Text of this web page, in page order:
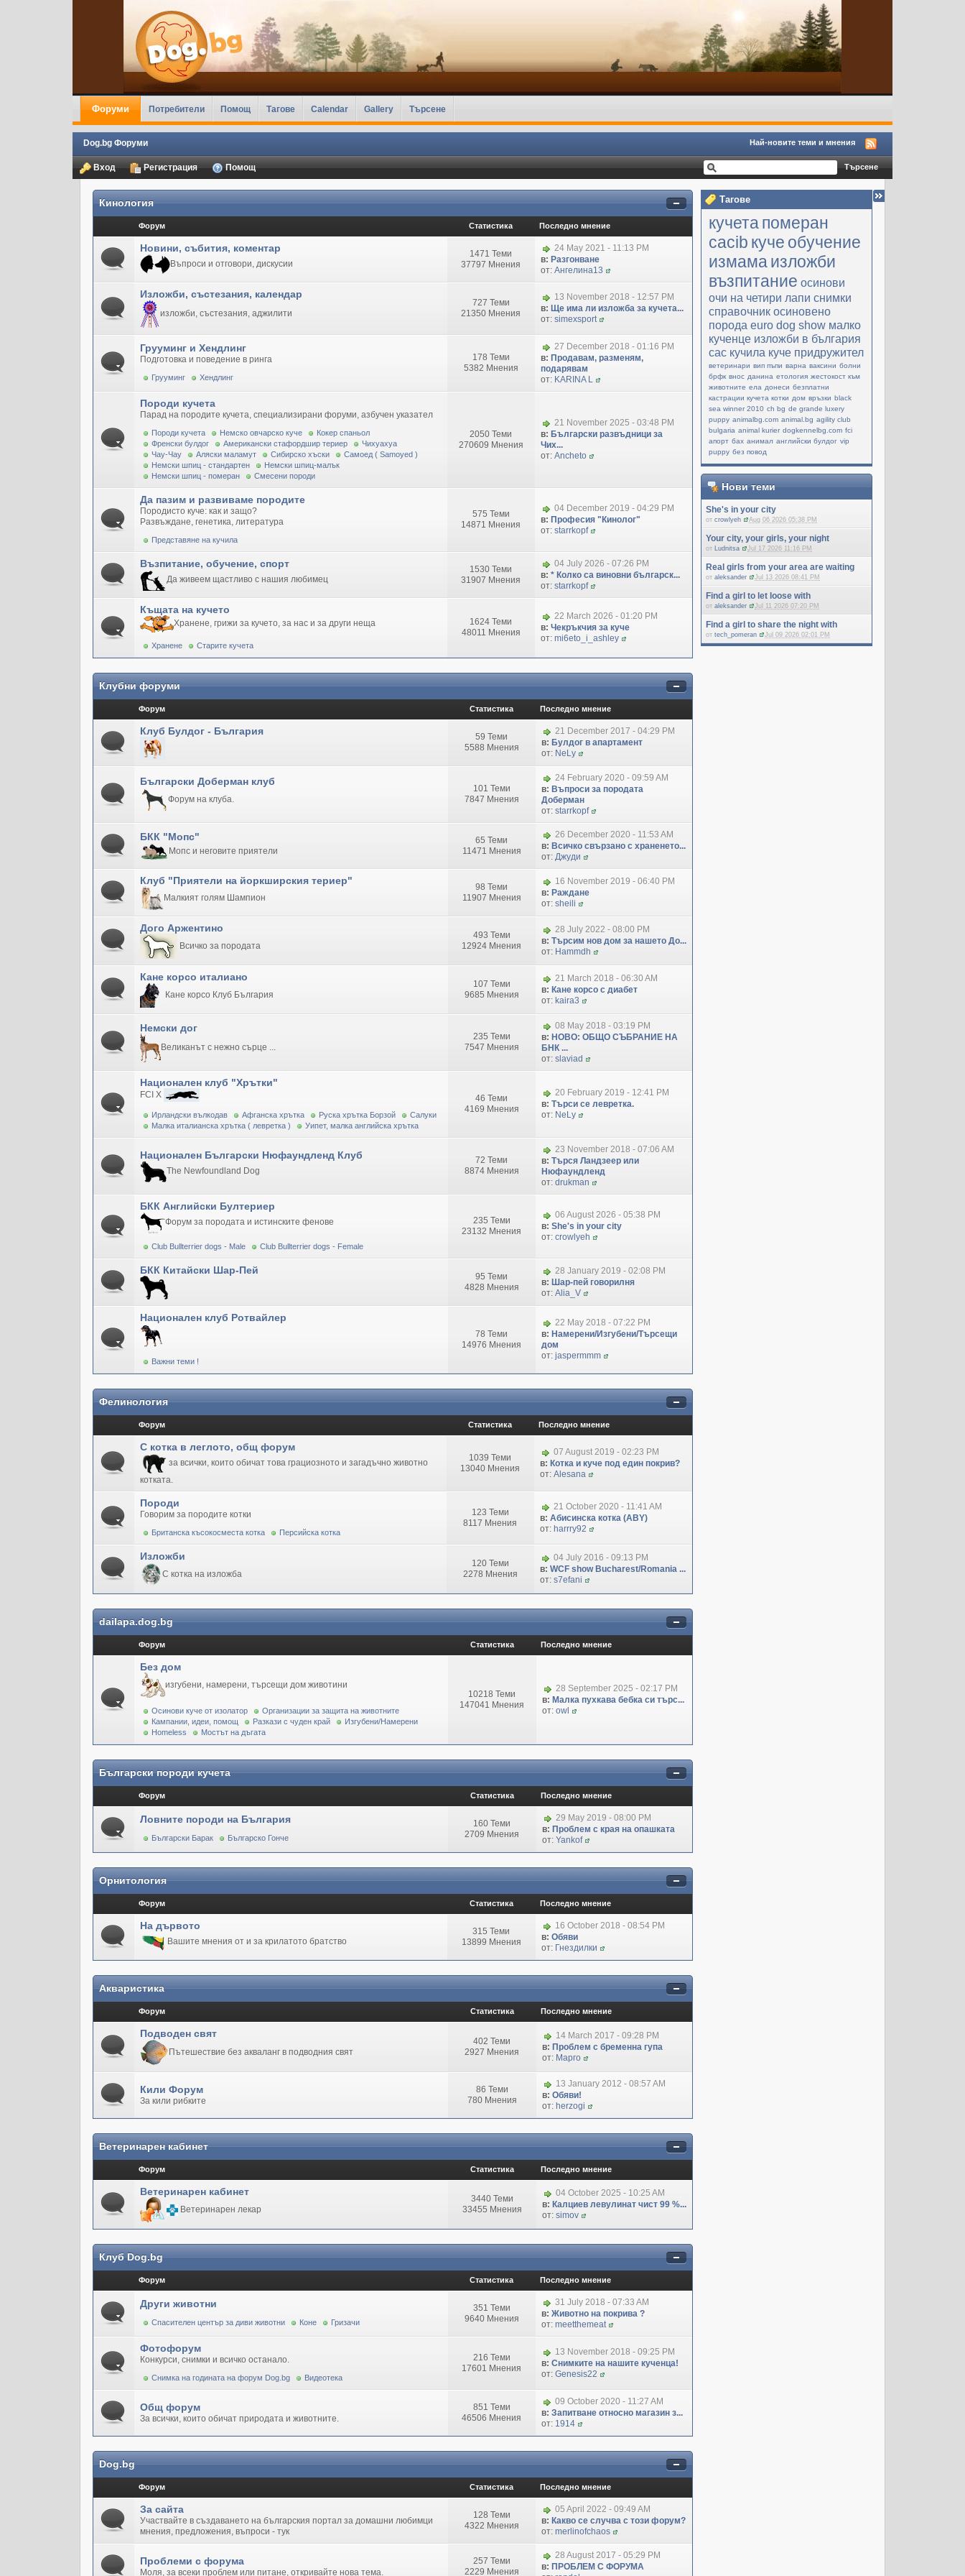
Форуми Потребители Помощ Тагове Calendar Gallery Търсене
Dog.bg Форуми Най-новите теми и мнения
Вход Регистрация Помощ
Тагове
кучетапомеран
cacib куче обучение
измамаизложби
възпитание осинови
очи на четири лапи снимки
справочник осиновено
порода еuro dog show малко
кученце изложби в българия
cac кучила куче придружител
ветеринари вип пъпи варна ваксини болни
брфк внос данина етология жестокост към
животните ела донеси безплатни
кастрации кучета котки дом връзки black
sea winner 2010 ch bg de grande luxery
puppy animalbg.com animal.bg agility club
bulgaria animal kurier dogkennelbg.com fci
апорт бах анимал английски булдог vip
puppy без повод
Нови теми
She's in your city
отcrowlyeh Aug 06 2026 05:38 PM
Your city, your girls, your night
от Ludnitsa Jul 17 2026 11:16 PM
Real girls from your area are waiting
отaleksander Jul 13 2026 08:41 PM
Find a girl to let loose with
отaleksander Jul 11 2026 07:20 PM
Find a girl to share the night with
отtech_pomeran Jul 09 2026 02:01 PM
Кинология
Форум Статистика Последно мнение
Новини, събития, коментар
Въпроси и отговори, дискусии
1471 Теми
37797 Мнения
24 May 2021 - 11:13 PM
в: Разгонване
от: Ангелина13
Изложби, състезания, календар
изложби, състезания, аджилити
727 Теми
21350 Мнения
13 November 2018 - 12:57 PM
в: Ще има ли изложба за кучета...
от: simexsport
Грууминг и Хендлинг
Подготовка и поведение в ринга
Грууминг Хендлинг
178 Теми
5382 Мнения
27 December 2018 - 01:16 PM
в: Продавам, разменям,
подарявам
от: KARINA L
Породи кучета
Парад на породите кучета, специализирани форуми, азбучен указател
Породи кучета Немско овчарско куче
Кокер спаньол
Френски булдог
Американски стафордшир териер
Чихуахуа
Чау-Чау
Аляски маламут Сибирско хъски
Самоед ( Samoyed )
Немски шпиц - стандартен
Немски шпиц-малък
Немски шпиц - померан
Смесени породи
2050 Теми
270609 Мнения
21 November 2025 - 03:48 PM
в: Български развъдници за
Чих...
от: Ancheto
Да пазим и развиваме породите
Породисто куче: как и защо?
Развъждане, генетика, литература
Представяне на кучила
575 Теми
14871 Мнения
04 December 2019 - 04:29 PM
в: Професия "Кинолог"
от: starrkopf
Възпитание, обучение, спорт
Да живеем щастливо с нашия любимец
1530 Теми
31907 Мнения
04 July 2026 - 07:26 PM
в: * Колко са виновни българск...
от: starrkopf
Къщата на кучето
Хранене, грижи за кучето, за нас и за други неща
Хранене Старите кучета
1624 Теми
48011 Мнения
22 March 2026 - 01:20 PM
в: Чекръкчия за куче
от: mi6eto_i_ashley
Клубни форуми
Форум Статистика Последно мнение
Клуб Булдог - България
59 Теми
5588 Мнения
21 December 2017 - 04:29 PM
в: Булдог в апартамент
от: NeLy
Български Доберман клуб
Форум на клуба.
101 Теми
7847 Мнения
24 February 2020 - 09:59 AM
в: Въпроси за породата
Доберман
от: starrkopf
БКК "Мопс"
Мопс и неговите приятели
65 Теми
11471 Мнения
26 December 2020 - 11:53 AM
в: Всичко свързано с храненето...
от: Джуди
Клуб "Приятели на йоркширския териер"
Малкият голям Шампион
98 Теми
11907 Мнения
16 November 2019 - 06:40 PM
в: Раждане
от: sheili
Дого Аржентино
Всичко за породата
493 Теми
12924 Мнения
28 July 2022 - 08:00 PM
в: Търсим нов дом за нашето До...
от: Hammdh
Кане корсо италиано
Кане корсо Клуб България
107 Теми
9685 Мнения
21 March 2018 - 06:30 AM
в: Кане корсо с диабет
от: kaira3
Немски дог
Великанът с нежно сърце ...
235 Теми
7547 Мнения
08 May 2018 - 03:19 PM
в: НОВО: ОБЩО СЪБРАНИЕ НА
БНК ...
от: slaviad
Национален клуб "Хрътки"
FCI X
Ирландски вълкодав Афганска хрътка Руска хрътка Борзой
Салуки
Малка италианска хрътка ( левретка )
Уипет, малка английска хрътка
46 Теми
4169 Мнения
20 February 2019 - 12:41 PM
в: Търси се левретка.
от: NeLy
Национален Български Нюфаундленд Клуб
The Newfoundland Dog
72 Теми
8874 Мнения
23 November 2018 - 07:06 AM
в: Търся Ландзеер или
Нюфаундленд
от: drukman
БКК Английски Бултериер
Форум за породата и истинските фенове
Club Bullterrier dogs - Male Club Bullterrier dogs - Female
235 Теми
23132 Мнения
06 August 2026 - 05:38 PM
в: She's in your city
от: crowlyeh
БКК Китайски Шар-Пей
95 Теми
4828 Мнения
28 January 2019 - 02:08 PM
в: Шар-пей говорилня
от: Alia_V
Национален клуб Ротвайлер
Важни теми !
78 Теми
14976 Мнения
22 May 2018 - 07:22 PM
в: Намерени/Изгубени/Търсещи
дом
от: jaspermmm
Фелинология
Форум Статистика Последно мнение
С котка в леглото, общ форум
за всички, които обичат това грациозното и загадъчно животно
котката.
1039 Теми
13040 Мнения
07 August 2019 - 02:23 PM
в: Котка и куче под един покрив?
от: Alesana
Породи
Говорим за породите котки
Британска късокосместа котка Персийска котка
123 Теми
8117 Мнения
21 October 2020 - 11:41 AM
в: Абисинска котка (ABY)
от: harrry92
Изложби
С котка на изложба
120 Теми
2278 Мнения
04 July 2016 - 09:13 PM
в: WCF show Bucharest/Romania ...
от: s7efani
dailapa.dog.bg
Форум Статистика Последно мнение
Без дом
изгубени, намерени, търсещи дом животини
Осинови куче от изолатор
Организации за защита на животните
Кампании, идеи, помощ
Разкази с чуден край
Изгубени/Намерени
Homeless
Мостът на дъгата
10218 Теми
147041 Мнения
28 September 2025 - 02:17 PM
в: Малка пухкава бебка си търс...
от: owl
Български породи кучета
Форум Статистика Последно мнение
Ловните породи на България
Български Барак Българско Гонче
160 Теми
2709 Мнения
29 May 2019 - 08:00 PM
в: Проблем с края на опашката
от: Yankof
Орнитология
Форум Статистика Последно мнение
На дървото
Вашите мнения от и за крилатото братство
315 Теми
13899 Мнения
16 October 2018 - 08:54 PM
в: Обяви
от: Гнездилки
Акваристика
Форум Статистика Последно мнение
Подводен свят
Пътешествие без акваланг в подводния свят
402 Теми
2927 Мнения
14 March 2017 - 09:28 PM
в: Проблем с бременна гупа
от: Марго
Кили Форум
За кили рибките
86 Теми
780 Мнения
13 January 2012 - 08:57 AM
в: Обяви!
от: herzogi
Ветеринарен кабинет
Форум Статистика Последно мнение
Ветеринарен кабинет
Ветеринарен лекар
3440 Теми
33455 Мнения
04 October 2025 - 10:25 AM
в: Калциев левулинат чист 99 %...
от: simov
Клуб Dog.bg
Форум Статистика Последно мнение
Други животни
Спасителен център за диви животни Коне Гризачи
351 Теми
9640 Мнения
31 July 2018 - 07:33 AM
в: Животно на покрива ?
от: meetthemeat
Фотофорум
Конкурси, снимки и всичко останало.
Снимка на годината на форум Dog.bg Видеотека
216 Теми
17601 Мнения
13 November 2018 - 09:25 PM
в: Снимките на нашите кученца!
от: Genesis22
Общ форум
За всички, които обичат природата и животните.
851 Теми
46506 Мнения
09 October 2020 - 11:27 AM
в: Запитване относно магазин з...
от: 1914
Dog.bg
Форум Статистика Последно мнение
За сайта
Участвайте в създаването на българския портал за домашни любимци
мнения, предложения, въпроси - тук
128 Теми
4322 Мнения
05 April 2022 - 09:49 AM
в: Какво се случва с този форум?
от: merlinofchaos
Проблеми с форума
Моля, за всеки проблем или питане, откривайте нова тема.
257 Теми
2229 Мнения
28 August 2017 - 05:29 PM
в: ПРОБЛЕМ С ФОРУМА